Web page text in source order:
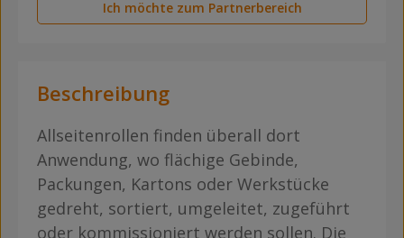
Ich möchte zum Partnerbereich
Beschreibung
Allseitenrollen finden überall dort
Anwendung, wo flächige Gebinde,
Packungen, Kartons oder Werkstücke
gedreht, sortiert, umgeleitet, zugeführt
oder kommissioniert werden sollen. Die